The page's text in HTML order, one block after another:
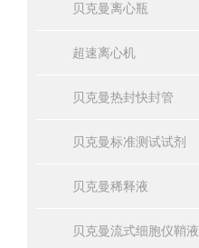
贝克曼离心瓶
超速离心机
贝克曼热封快封管
贝克曼标准测试试剂
贝克曼稀释液
贝克曼流式细胞仪鞘液